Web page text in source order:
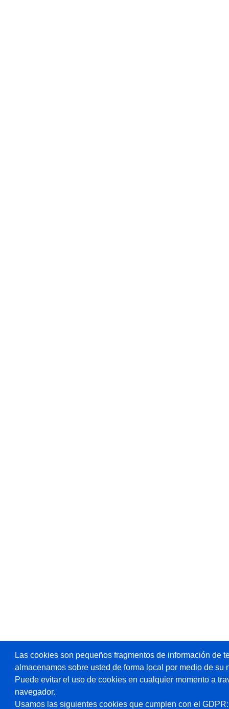
Las cookies son pequeños fragmentos de información de
almacenamos sobre usted de forma local por medio de su
Puede evitar el uso de cookies en cualquier momento a
navegador.
Usamos las siguientes cookies que cumplen con el GDPR: